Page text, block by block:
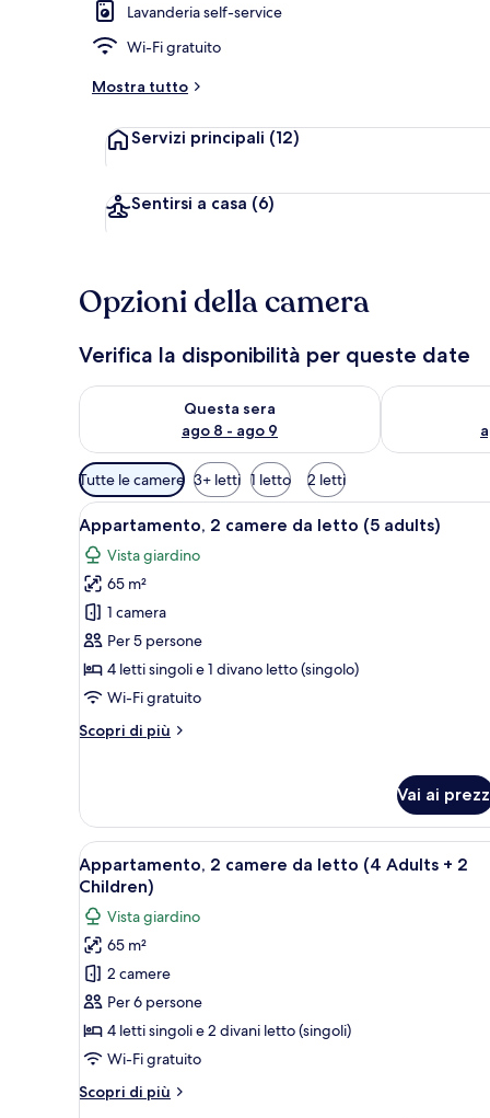
Lavanderia self-service
Wi-Fi gratuito
Mostra tutto
Servizi principali (12)
Sentirsi a casa (6)
Opzioni della camera
Verifica la disponibilità per queste date
Questa sera
ago 8 - ago 9
Verifica la disponibilità per questa sera, ago 8 - ago 9
Verifica la
Filtri
disponibili
per
le
camere
Tutte le camere 3+ letti 1 letto 2 letti
Apri
tutte
le
foto
per
Appartamento,
2
camere
letto
Un soggiorno moderno con
12
Appartamento, 2 camere da letto (5 adults)
Vista giardino
65 m²
1 camera
Per 5 persone
4 letti singoli e 1 divano letto (singolo)
Wi-Fi gratuito
Scopri di più
Altri
camere
da
letto
(5
adults)
Vai ai
Apri
tutte
le
foto
per
Appartamento,
2
camere
da
(4
Un soggiorno moderno con
8
Appartamento, 2 camere da letto (4 Adults + 2
Children)
Vista giardino
65 m²
2 camere
Per 6 persone
4 letti singoli e 2 divani letto (singoli)
Wi-Fi gratuito
Scopri di più
Altri